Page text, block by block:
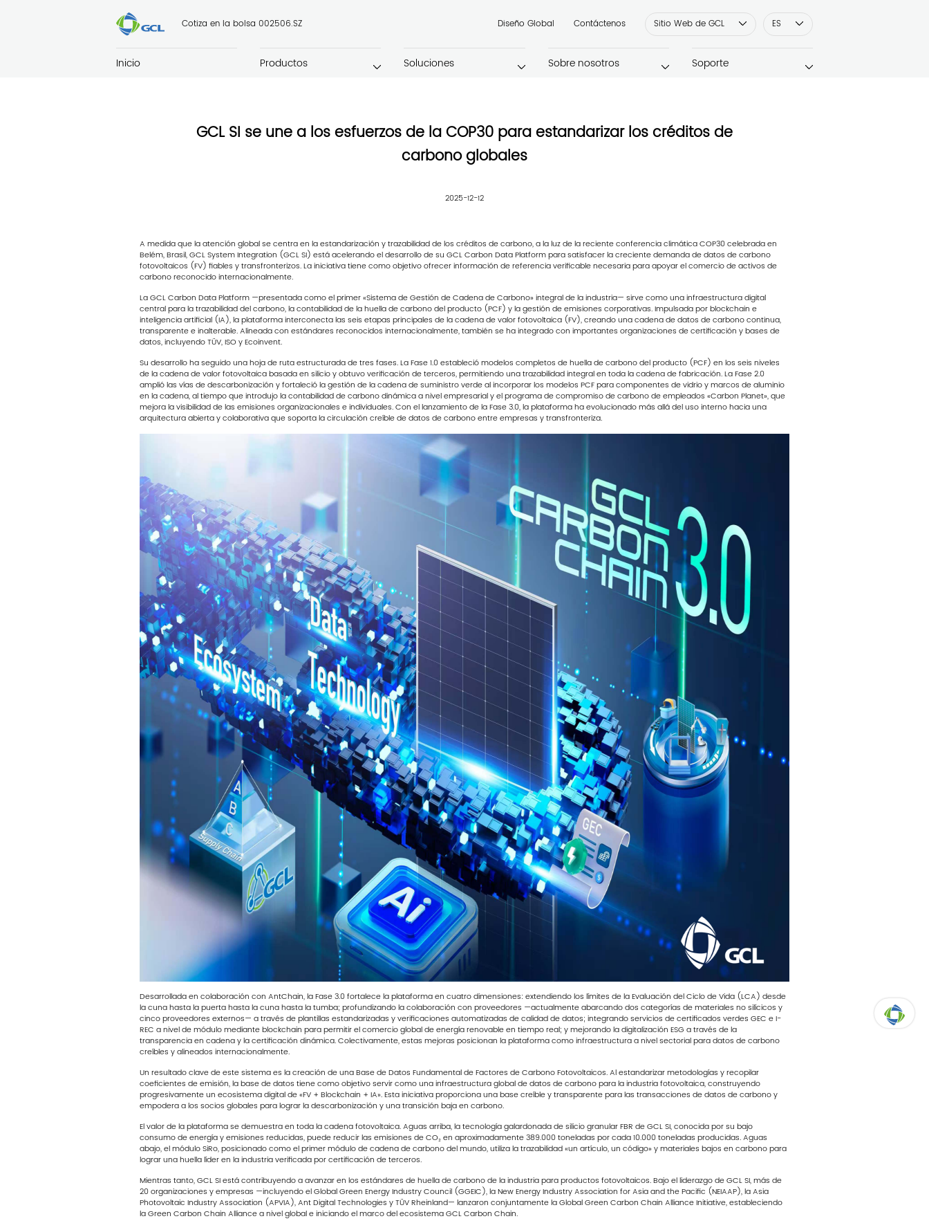
Cotiza en la bolsa 002506.SZ Diseño Global Contáctenos Sitio Web de GCL ES
Inicio Productos Soluciones Sobre nosotros Soporte
GCL SI se une a los esfuerzos de la COP30 para estandarizar los créditos de
carbono globales
2025-12-12
A medida que la atención global se centra en la estandarización y trazabilidad de los créditos de carbono, a la luz de la reciente conferencia climática COP30 celebrada en
Belém, Brasil, GCL System Integration (GCL SI) está acelerando el desarrollo de su GCL Carbon Data Platform para satisfacer la creciente demanda de datos de carbono
fotovoltaicos (FV) fiables y transfronterizos. La iniciativa tiene como objetivo ofrecer información de referencia verificable necesaria para apoyar el comercio de activos de
carbono reconocido internacionalmente.
La GCL Carbon Data Platform —presentada como el primer «Sistema de Gestión de Cadena de Carbono» integral de la industria— sirve como una infraestructura digital
central para la trazabilidad del carbono, la contabilidad de la huella de carbono del producto (PCF) y la gestión de emisiones corporativas. Impulsada por blockchain e
inteligencia artificial (IA), la plataforma interconecta las seis etapas principales de la cadena de valor fotovoltaica (FV), creando una cadena de datos de carbono continua,
transparente e inalterable. Alineada con estándares reconocidos internacionalmente, también se ha integrado con importantes organizaciones de certificación y bases de
datos, incluyendo TÜV, ISO y Ecoinvent.
Su desarrollo ha seguido una hoja de ruta estructurada de tres fases. La Fase 1.0 estableció modelos completos de huella de carbono del producto (PCF) en los seis niveles
de la cadena de valor fotovoltaica basada en silicio y obtuvo verificación de terceros, permitiendo una trazabilidad integral en toda la cadena de fabricación. La Fase 2.0
amplió las vías de descarbonización y fortaleció la gestión de la cadena de suministro verde al incorporar los modelos PCF para componentes de vidrio y marcos de aluminio
en la cadena, al tiempo que introdujo la contabilidad de carbono dinámica a nivel empresarial y el programa de compromiso de carbono de empleados «Carbon Planet», que
mejora la visibilidad de las emisiones organizacionales e individuales. Con el lanzamiento de la Fase 3.0, la plataforma ha evolucionado más allá del uso interno hacia una
arquitectura abierta y colaborativa que soporta la circulación creíble de datos de carbono entre empresas y transfronteriza.
Desarrollada en colaboración con AntChain, la Fase 3.0 fortalece la plataforma en cuatro dimensiones: extendiendo los límites de la Evaluación del Ciclo de Vida (LCA) desde
la cuna hasta la puerta hasta la cuna hasta la tumba; profundizando la colaboración con proveedores —actualmente abarcando dos categorías de materiales no silícicos y
cinco proveedores externos— a través de plantillas estandarizadas y verificaciones automatizadas de calidad de datos; integrando servicios de certificados verdes GEC e I-
REC a nivel de módulo mediante blockchain para permitir el comercio global de energía renovable en tiempo real; y mejorando la digitalización ESG a través de la
transparencia en cadena y la certificación dinámica. Colectivamente, estas mejoras posicionan la plataforma como infraestructura a nivel sectorial para datos de carbono
creíbles y alineados internacionalmente.
Un resultado clave de este sistema es la creación de una Base de Datos Fundamental de Factores de Carbono Fotovoltaicos. Al estandarizar metodologías y recopilar
coeficientes de emisión, la base de datos tiene como objetivo servir como una infraestructura global de datos de carbono para la industria fotovoltaica, construyendo
progresivamente un ecosistema digital de «FV + Blockchain + IA». Esta iniciativa proporciona una base creíble y transparente para las transacciones de datos de carbono y
empodera a los socios globales para lograr la descarbonización y una transición baja en carbono.
El valor de la plataforma se demuestra en toda la cadena fotovoltaica. Aguas arriba, la tecnología galardonada de silicio granular FBR de GCL SI, conocida por su bajo
consumo de energía y emisiones reducidas, puede reducir las emisiones de CO₂ en aproximadamente 389.000 toneladas por cada 10.000 toneladas producidas. Aguas
abajo, el módulo SiRo, posicionado como el primer módulo de cadena de carbono del mundo, utiliza la trazabilidad «un artículo, un código» y materiales bajos en carbono para
lograr una huella líder en la industria verificada por certificación de terceros.
Mientras tanto, GCL SI está contribuyendo a avanzar en los estándares de huella de carbono de la industria para productos fotovoltaicos. Bajo el liderazgo de GCL SI, más de
20 organizaciones y empresas —incluyendo el Global Green Energy Industry Council (GGEIC), la New Energy Industry Association for Asia and the Pacific (NEIAAP), la Asia
Photovoltaic Industry Association (APVIA), Ant Digital Technologies y TÜV Rheinland— lanzaron conjuntamente la Global Green Carbon Chain Alliance Initiative, estableciendo
la Green Carbon Chain Alliance a nivel global e iniciando el marco del ecosistema GCL Carbon Chain.